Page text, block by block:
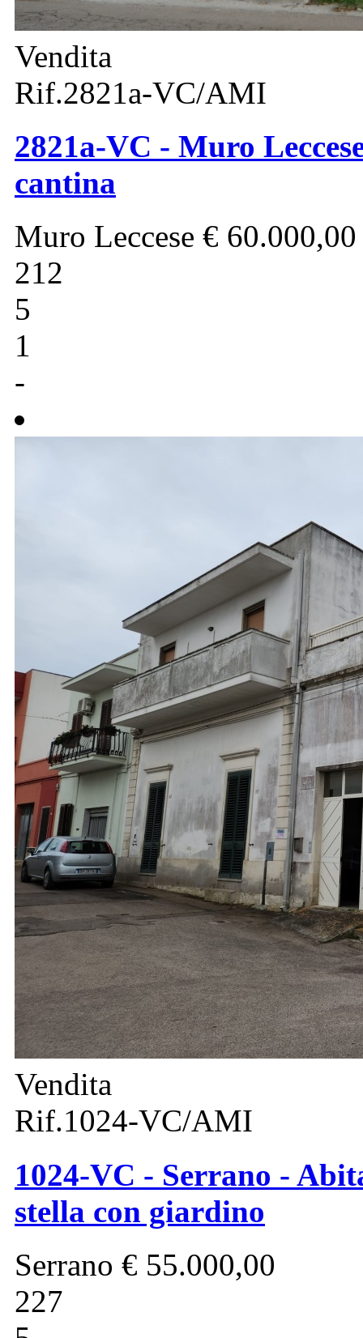
Vendita
Rif.2821a-VC/AMI
2821a-VC - Muro
cantina
Muro Leccese € 60.000,00
212
5
1
-
Vendita
Rif.1024-VC/AMI
1024-VC - Serrano -
stella con giardino
Serrano € 55.000,00
227